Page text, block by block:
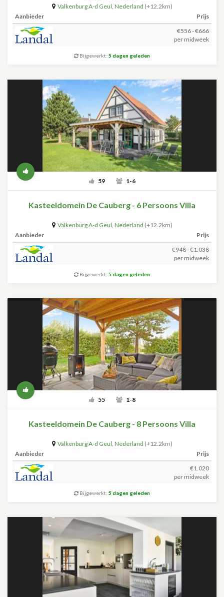
Valkenburg A-d Geul, Nederland (+12.2km)
Aanbieder
Prijs
€556 - €666
per midweek
Bijgewerkt: 5 dagen geleden
59 1-6
Kasteeldomein De Cauberg - 6 Persoons Villa
Valkenburg A-d Geul, Nederland (+12.2km)
Aanbieder
Prijs
€948 - €1.038
per midweek
Bijgewerkt: 5 dagen geleden
55 1-8
Kasteeldomein De Cauberg - 8 Persoons Villa
Valkenburg A-d Geul, Nederland (+12.2km)
Aanbieder
Prijs
€1.020
per midweek
Bijgewerkt: 5 dagen geleden